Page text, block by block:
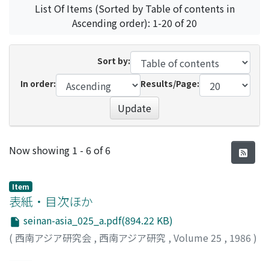
List Of Items (Sorted by Table of contents in
Ascending order): 1-20 of 20
Sort by:
In order:
Results/Page:
Update
Recent Submissions
Now showing 1 - 6 of 6
Item
表紙・目次ほか
seinan-asia_025_a.pdf(894.22 KB)
( 西南アジア研究会 , 西南アジア研究 , Volume 25 , 1986 )